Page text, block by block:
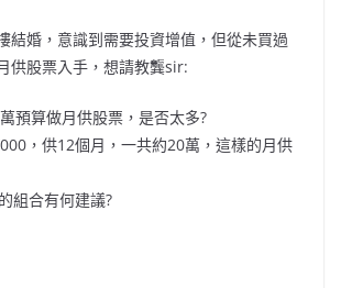
結婚，意識到需要投資增值，但從未買過
供股票入手，想請教龔sir:
預算做月供股票，是否太多?
，供12個月，一共約20萬，這樣的月供
組合有何建議?